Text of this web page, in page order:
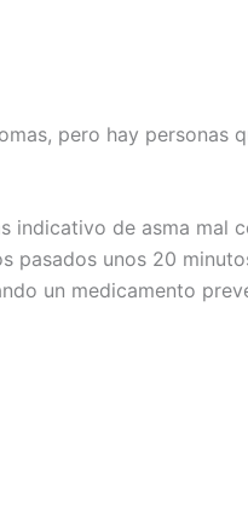
pero hay personas
indicativo de asma mal
pasados unos 20
un medicamento